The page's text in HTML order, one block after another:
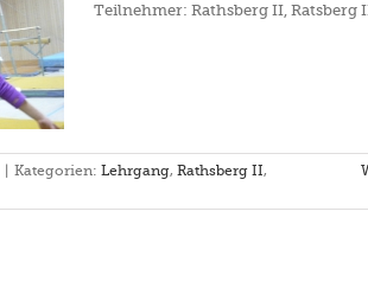
Teilnehmer: Rathsberg II, Ratsberg
Kategorien: Lehrgang, Rathsberg II,